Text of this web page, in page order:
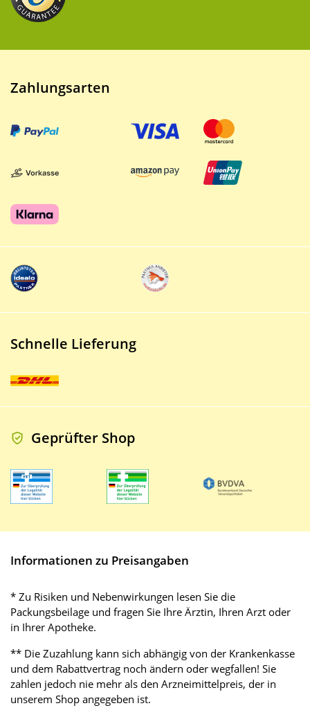
Zahlungsarten
Schnelle Lieferung
Geprüfter Shop
Informationen zu Preisangaben
* Zu Risiken und Nebenwirkungen lesen Sie die
Packungsbeilage und fragen Sie Ihre Ärztin, Ihren Arzt oder
in Ihrer Apotheke.
** Die Zuzahlung kann sich abhängig von der Krankenkasse
und dem Rabattvertrag noch ändern oder wegfallen! Sie
zahlen jedoch nie mehr als den Arzneimittelpreis, der in
unserem Shop angegeben ist.